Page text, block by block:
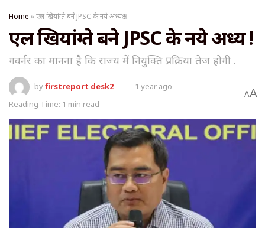
Home »एल खियांग्ते बने JPSC के नये अध्यक्ष !
एल खियांग्ते बने JPSC के नये अध्यक्ष !
गवर्नर का मानना है कि राज्य में नियुक्ति प्रक्रिया तेज होगी .
byfirstreport desk2
1 year ago
Reading Time: 1 min read
AA